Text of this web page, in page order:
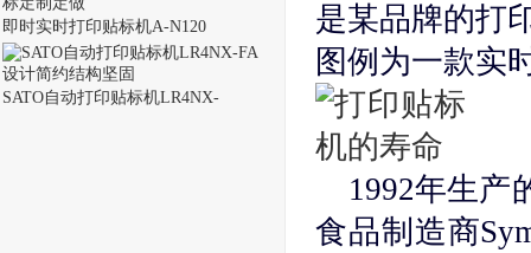
即时实时打印贴标机A-N120
SATO自动打印贴标机LR4NX-
是某品牌的打
图例为一款实
1992年生产
食品制造商